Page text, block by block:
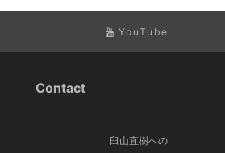
YouTube
Contact
臼山直樹への